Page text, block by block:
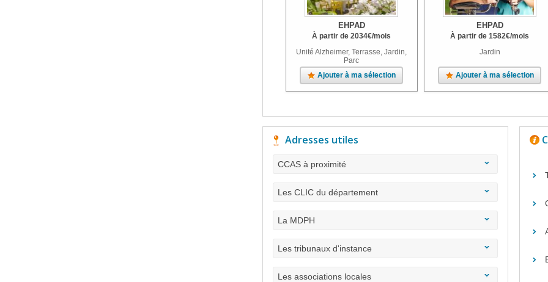
EHPAD
À partir de 2034€/mois
Unité Alzheimer, Terrasse, Jardin,
Parc
Ajouter à ma sélection
EHPAD
À partir de1582€/mois
Jardin
Ajouter à ma sélection
Adresses utiles
CCAS à proximité
Les CLIC du département
La MDPH
Les tribunaux d'instance
Les associations locales